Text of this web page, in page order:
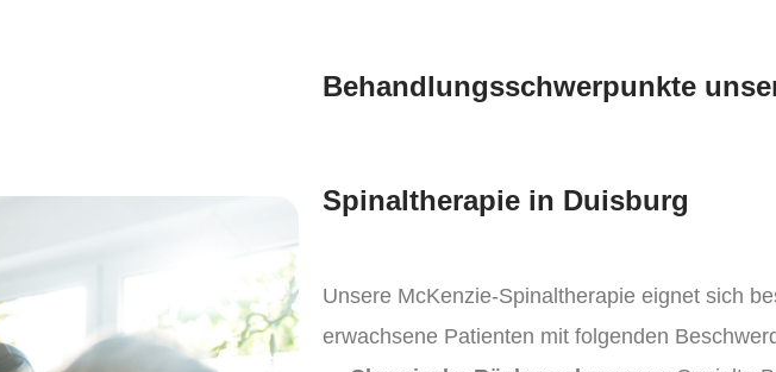
Behandlungsschwerpunkte
Spinaltherapie in Duisburg
Unsere McKenzie-Spinaltherapie eignet sich
erwachsene Patienten mit folgenden